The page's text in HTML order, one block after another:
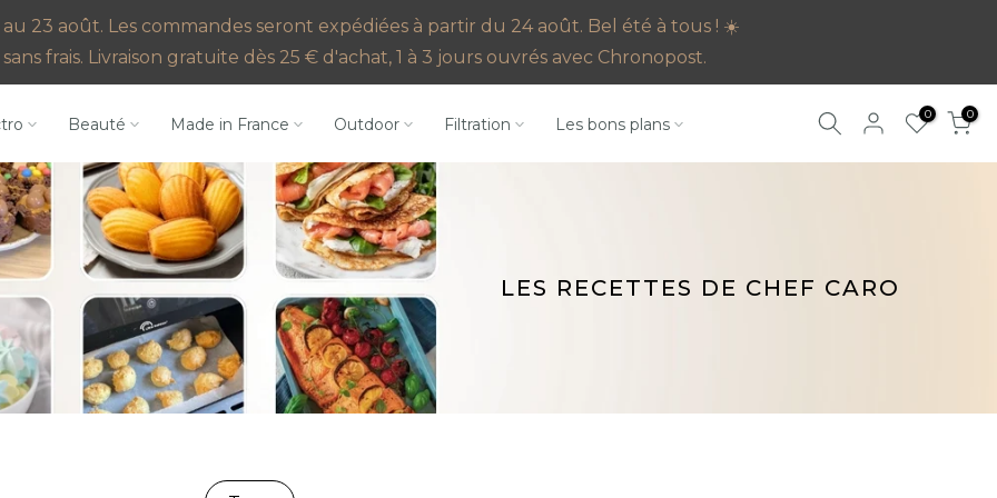
23 août. Les commandes seront expédiées à partir du 24 août. Bel été à tous ! ☀️
frais. Livraison gratuite dès 25 € d'achat, 1 à 3 jours ouvrés avec Chronopost.
Beauté Made in France Outdoor Filtration Les bons plans 0 0
LES RECETTES DE CHEF CARO